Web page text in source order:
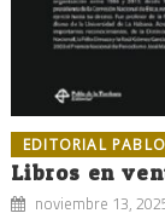
EDITORIAL PABLO
Libros en
noviembre 13,